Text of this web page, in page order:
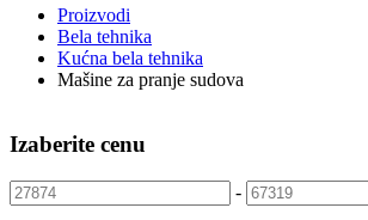
Proizvodi
Bela tehnika
Kućna bela tehnika
Mašine za pranje sudova
Izaberite cenu
-